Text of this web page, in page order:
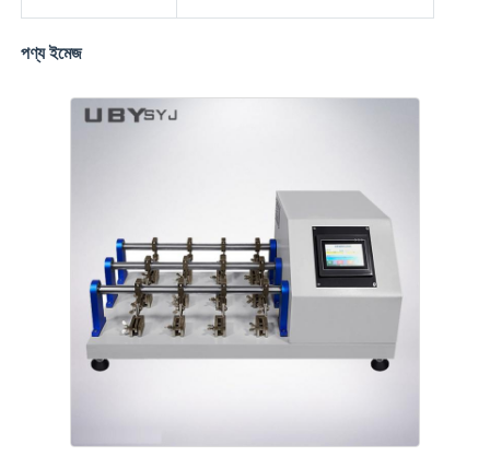
ফ্যাব্রিক টেস্টিং মেশিন
তাপমাত্রা এবং আর্দ্রতা নিয়ন্ত্রক
পণ্য ইমেজ